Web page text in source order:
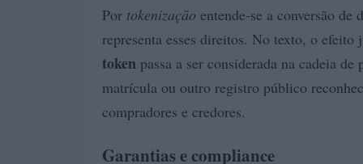
Por tokenização entende-se a conversão
representa esses direitos. No texto, o
token passa a ser considerada na cadeia
matrícula ou outro registro público
compradores e credores.
Garantias e compliance